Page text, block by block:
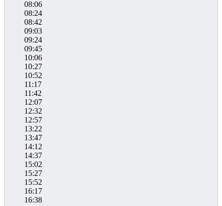
08:06
08:24
08:42
09:03
09:24
09:45
10:06
10:27
10:52
11:17
11:42
12:07
12:32
12:57
13:22
13:47
14:12
14:37
15:02
15:27
15:52
16:17
16:38